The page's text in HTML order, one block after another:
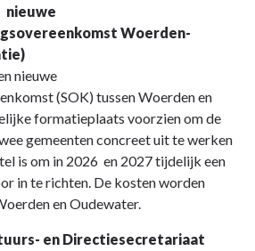
Woerden-
nieuwe
(SOK) tussen Woerden en
formatieplaats voorzien om de
gemeenten concreet uit te werken
is om in 2026 en 2027 tijdelijk een
in te richten. De kosten worden
en Oudewater.
en Directiesecretariaat